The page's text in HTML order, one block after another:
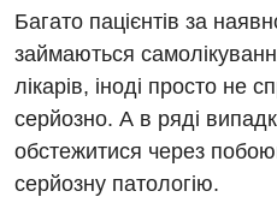
Багато пацієнтів за
займаються
лікарів, іноді просто не
серйозно. А в ряді
обстежитися через
серйозну патологію.